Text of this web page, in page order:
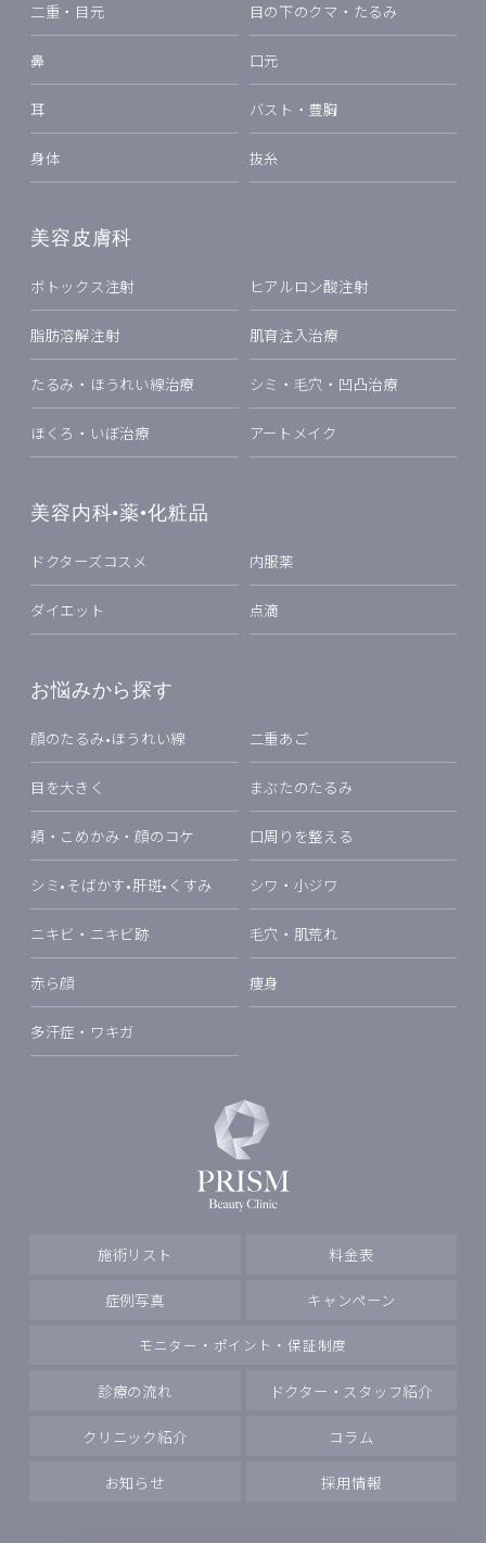
二重・目元 目の下のクマ・たるみ
鼻 口元
耳 バスト・豊胸
身体 抜糸
美容皮膚科
ボトックス注射 ヒアルロン酸注射
脂肪溶解注射 肌育注入治療
たるみ・ほうれい線治療 シミ・毛穴・凹凸治療
ほくろ・いぼ治療 アートメイク
美容内科•薬•化粧品
ドクターズコスメ 内服薬
ダイエット 点滴
お悩みから探す
顔のたるみ•ほうれい線 二重あご
目を大きく まぶたのたるみ
頬・こめかみ・顔のコケ 口周りを整える
シミ•そばかす•肝斑•くすみ シワ・小ジワ
ニキビ・ニキビ跡 毛穴・肌荒れ
赤ら顔 痩身
多汗症・ワキガ
施術リスト 料金表
症例写真 キャンペーン
モニター・ポイント・保証制度
診療の流れ ドクター・スタッフ紹介
クリニック紹介 コラム
お知らせ 採用情報